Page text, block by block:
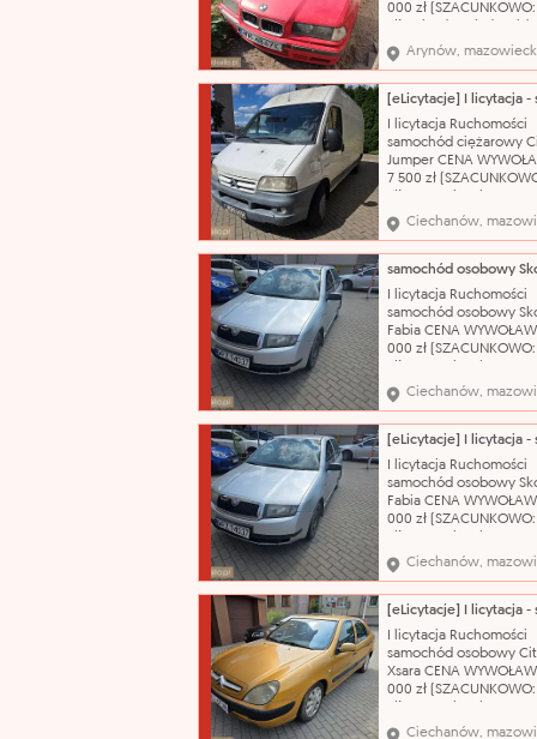
000 zł
korozję, łuszczący się
bezbarwny oraz liczne
uszkodzenia i otarcia
swojej powierzchni.
katalogowa: Samochód
osobowy Marka: BMW
Arynów,
I licytacja Ruchomości
samochód ciężarowy
Jumper CENA
7 500 zł
Samochód dostawczy
Citroën Model: Jumper
nadwozia: bus
silnika: 2800 cm³
olej napędowy Rok
2004 Nr rejestracyjny:
WCI20555
Ciechanów,
I licytacja Ruchomości
samochód osobowy
Fabia CENA
000 zł
Samochód osobowy
Škoda Model: Fabia Typ
nadwozia: hatchback-
Pojemność silnika: 1198
Rodzaj paliwa:
produkcji: 2003
biegów: manualna Nr
Ciechanów,
I licytacja Ruchomości
samochód osobowy
Fabia CENA
000 zł
Samochód osobowy
Škoda Model: Fabia Typ
nadwozia: hatchback-
Pojemność silnika: 1198
Rodzaj paliwa:
produkcji: 2003
biegów: manualna Nr
Ciechanów,
I licytacja Ruchomości
samochód osobowy
Xsara CENA
000 zł
Samochód osobowy
Ciechanów,